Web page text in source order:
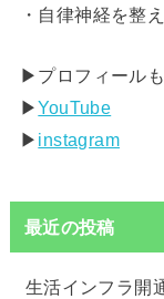
・自律神経を整
▶︎プロフィール
▶︎YouTube
▶︎ instagram
最近の投稿
生活インフラ開